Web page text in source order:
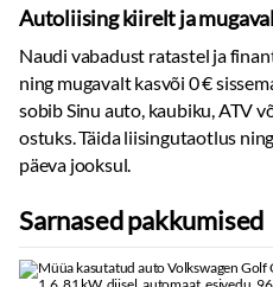
Autoliising kiirelt ja
Naudi vabadust ratastel ja
ning mugavalt kasvõi 0 €
sobib Sinu auto, kaubiku, ATV
ostuks. Täida liisingutaotlus
päeva jooksul.
Sarnased pakkumised